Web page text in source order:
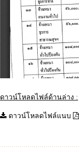
ดาวน์โหลดไฟล์ด้านล่าง :
ดาวน์โหลดไฟล์แนบ